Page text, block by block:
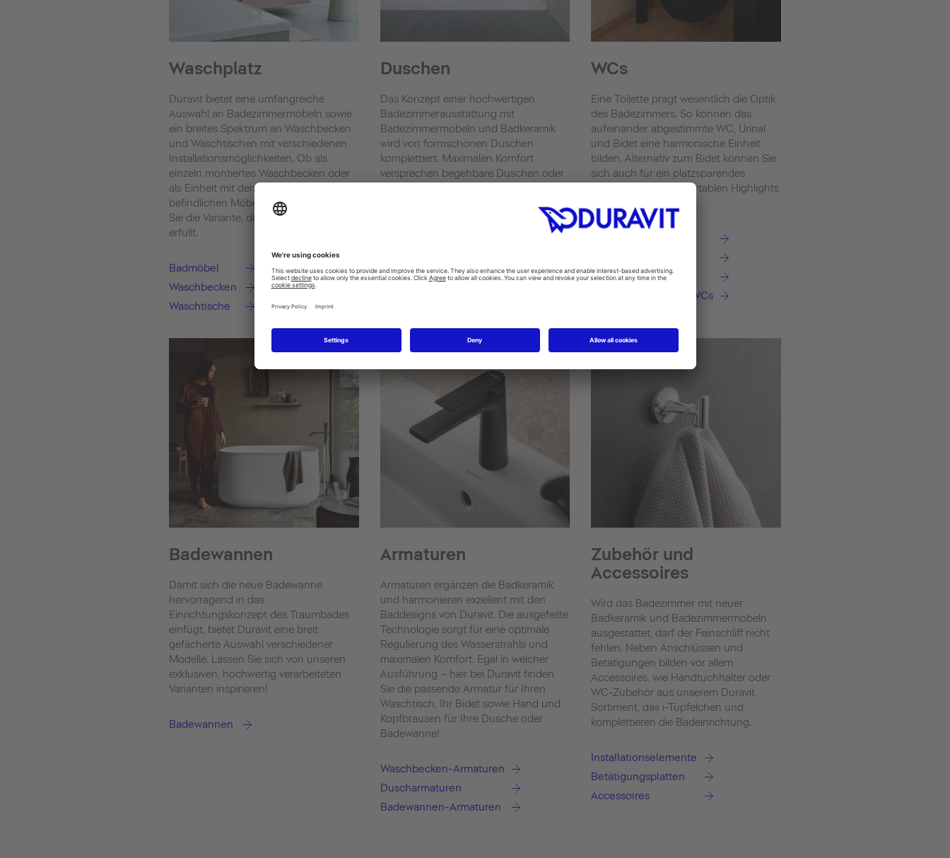
Waschplatz
Duravit bietet eine umfangreiche
Auswahl an Badezimmermöbeln sowie
ein breites Spektrum an Waschbecken
und Waschtischen mit verschiedenen
Installationsmöglichkeiten. Ob als
einzeln montiertes Waschbecken oder
als Einheit mit dem darunter
befindlichen Möbelstück – hier finden
Sie die Variante, die Ihre Ansprüche
erfüllt.
Badmöbel
Waschbecken
Waschtische
Duschen
Das Konzept einer hochwertigen
Badezimmerausstattung mit
Badezimmermöbeln und Badkeramik
wird von formschönen Duschen
komplettiert. Maximalen Komfort
versprechen begehbare Duschen oder
Duschen
WCs
Eine Toilette prägt wesentlich die Optik
des Badezimmers. So können das
aufeinander abgestimmte WC, Urinal
und Bidet eine harmonische Einheit
bilden. Alternativ zum Bidet können Sie
sich auch für ein platzsparendes
Dusch-WC mit komfortablen Highlights
Bidets
SensoWash® Dusch-WCs
Badewannen
Damit sich die neue Badewanne
hervorragend in das
Einrichtungskonzept des Traumbades
einfügt, bietet Duravit eine breit
gefächerte Auswahl verschiedener
Modelle. Lassen Sie sich von unseren
exklusiven, hochwertig verarbeiteten
Varianten inspirieren!
Badewannen
Armaturen
Armaturen ergänzen die Badkeramik
und harmonieren exzellent mit den
Baddesigns von Duravit. Die ausgefeilte
Technologie sorgt für eine optimale
Regulierung des Wasserstrahls und
maximalen Komfort. Egal in welcher
Ausführung – hier bei Duravit finden
Sie die passende Armatur für Ihren
Waschtisch, Ihr Bidet sowie Hand und
Kopfbrausen für Ihre Dusche oder
Badewanne!
Waschbecken-Armaturen
Duscharmaturen
Badewannen-Armaturen
Zubehör und
Accessoires
Wird das Badezimmer mit neuer
Badkeramik und Badezimmermöbeln
ausgestattet, darf der Feinschliff nicht
fehlen. Neben Anschlüssen und
Betätigungen bilden vor allem
Accessoires, wie Handtuchhalter oder
WC-Zubehör aus unserem Duravit
Sortiment, das i-Tüpfelchen und
komplettieren die Badeinrichtung.
Installationselemente
Betätigungsplatten
Accessoires